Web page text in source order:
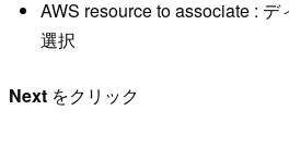
AWS resource to associate :
選択
Next をクリック